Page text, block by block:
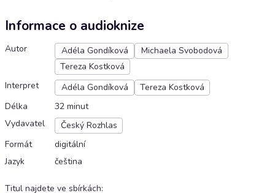
Informace o audioknize
Autor Adéla Gondíková
Michaela Svobodová
Tereza Kostková
Interpret
Adéla Gondíková
Tereza Kostková
Délka
32 minut
Vydavatel
Český Rozhlas
Formát
digitální
Jazyk
čeština
Titul najdete ve sbírkách: